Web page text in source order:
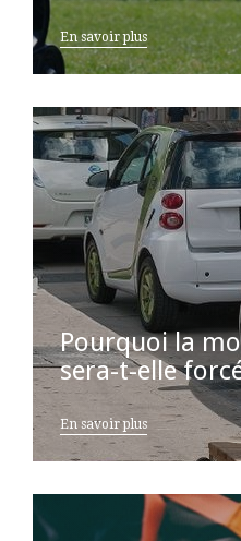
En savoir plus
Pourquoi la
sera-t-elle
En savoir plus